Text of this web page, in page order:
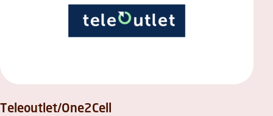
Teleoutlet/One2Cell